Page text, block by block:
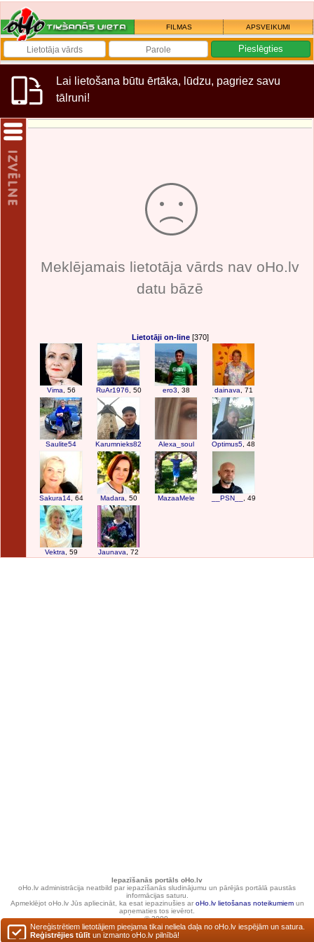
FILMAS APSVEIKUMI
Lai lietošana būtu ērtāka, lūdzu, pagriez savu
tālruni!
Meklējamais lietotāja vārds nav oHo.lv
datu bāzē
Lietotāji on-line[370]
Vima , 56 RuAr1976 , 50 ero3 , 38 dainava , 71
Saulite54 Karumnieks82 Alexa_soul Optimus5 , 48
Sakura14, 64 Madara , 50 MazaaMele __PSN__ , 49
Vektra , 59 Jaunava , 72
Iepazīšanās portāls oHo.lv
oHo.lv administrācija neatbild par iepazīšanās sludinājumu un pārējās portālā paustās
informācijas saturu.
Apmeklējot oHo.lv Jūs apliecināt, ka esat iepazinušies ar oHo.lv lietošanas noteikumiemun
apņematies tos ievērot.
© 2000.
Nereģistrētiem lietotājiem pieejama tikai neliela daļa no oHo.lv iespējām un satura.
Reģistrējies tūlīt un izmanto oHo.lv pilnībā!